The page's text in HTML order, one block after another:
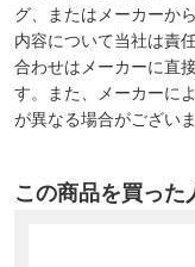
グ、またはメーカーか
内容について当社は責
合わせはメーカーに直
す。また、メーカーに
が異なる場合がございま
この商品を買っ